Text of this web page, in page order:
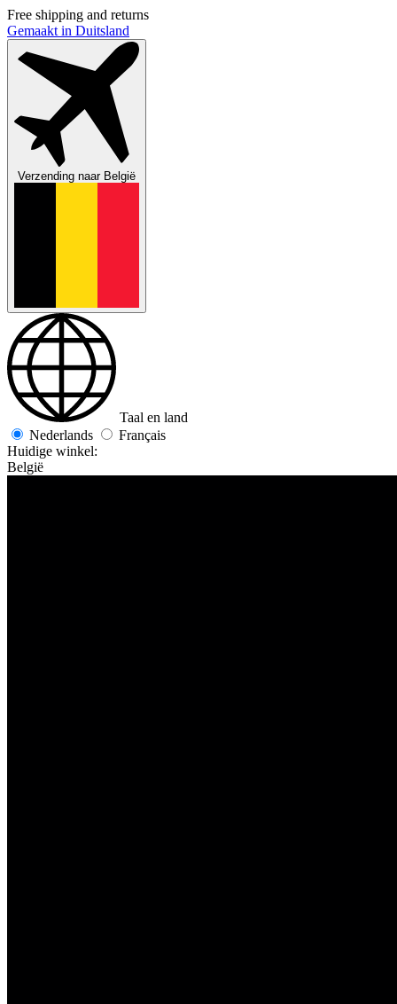
Free shipping and returns
Gemaakt in Duitsland
Verzending naarBelgië
Taal en land
Nederlands
Français
Huidige winkel:
België